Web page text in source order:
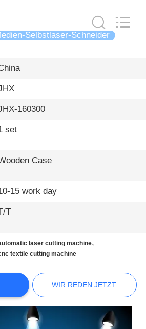
Selbstlaser-Schneider
160300
set
Case
15 work day
T
laser cutting machine,
textile cutting machine
WIR REDEN JETZT.